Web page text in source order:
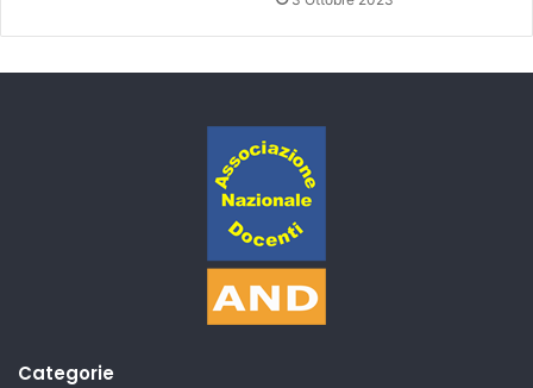
Categorie